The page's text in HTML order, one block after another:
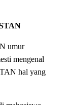
umur
mengenal
hal yang